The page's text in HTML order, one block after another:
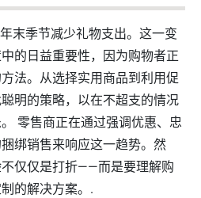
末季节减少礼物支出。这一变
的日益重要性，因为购物者正
法。从选择实用商品到利用促
明的策略，以在不超支的情况
零售商正在通过强调优惠、忠
绑销售来响应这一趋势。然
仅仅是打折——而是要理解购
的解决方案。.